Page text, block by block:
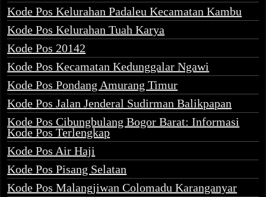
Kode Pos Kelurahan Padaleu Kecamatan Kambu
Kode Pos Kelurahan Tuah Karya
Kode Pos 20142
Kode Pos Kecamatan Kedunggalar Ngawi
Kode Pos Pondang Amurang Timur
Kode Pos Jalan Jenderal Sudirman Balikpapan
Kode Pos Cibungbulang Bogor Barat: Informasi
Kode Pos Terlengkap
Kode Pos Air Haji
Kode Pos Pisang Selatan
Kode Pos Malangjiwan Colomadu Karanganyar